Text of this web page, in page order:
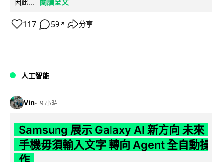
因此...
117 59 ↗ 分享
人工智能
Vin 9 小時
Samsung 展示 Galaxy AI 新方向 未來
手機毋須輸入文字 轉向 Agent 全自動操
作